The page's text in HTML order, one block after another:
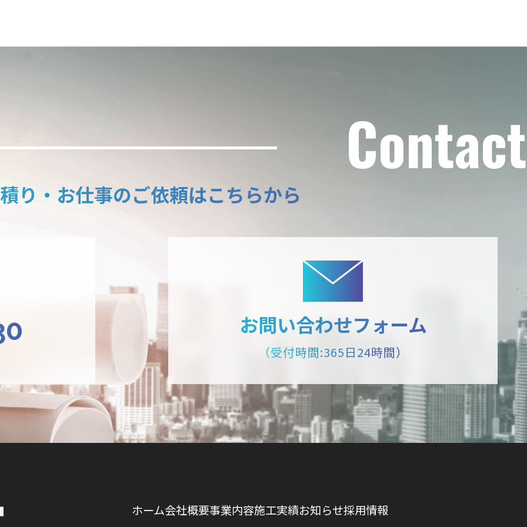
Contact
り・お仕事のご依頼はこちらから
お問い合わせフォーム
（受付時間:365日24時間）
ホーム会社概要事業内容施工実績お知らせ採用情報